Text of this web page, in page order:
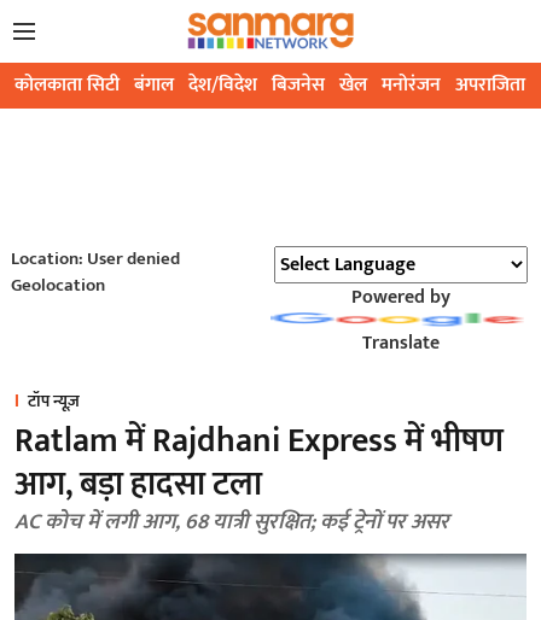
कोलकाता सिटी बंगाल देश/विदेश बिजनेस खेल मनोरंजन अपराजिता
Location: User denied
Geolocation
Powered by
Translate
टॉप न्यूज़
Ratlam में Rajdhani Express में भीषण
आग, बड़ा हादसा टला
AC कोच में लगी आग, 68 यात्री सुरक्षित; कई ट्रेनों पर असर